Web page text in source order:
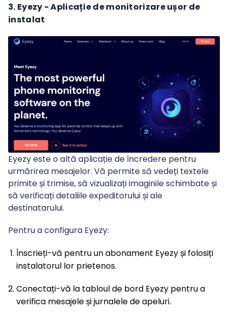
3. Eyezy - Aplicație de monitorizare ușor de
instalat
Eyezy este o altă aplicație de încredere pentru
urmărirea mesajelor. Vă permite să vedeți textele
primite și trimise, să vizualizați imaginile schimbate și
să verificați detaliile expeditorului și ale
destinatarului.
Pentru a configura Eyezy:
Înscrieți-vă pentru un abonament Eyezy și folosiți
instalatorul lor prietenos.
Conectați-vă la tabloul de bord Eyezy pentru a
verifica mesajele și jurnalele de apeluri.